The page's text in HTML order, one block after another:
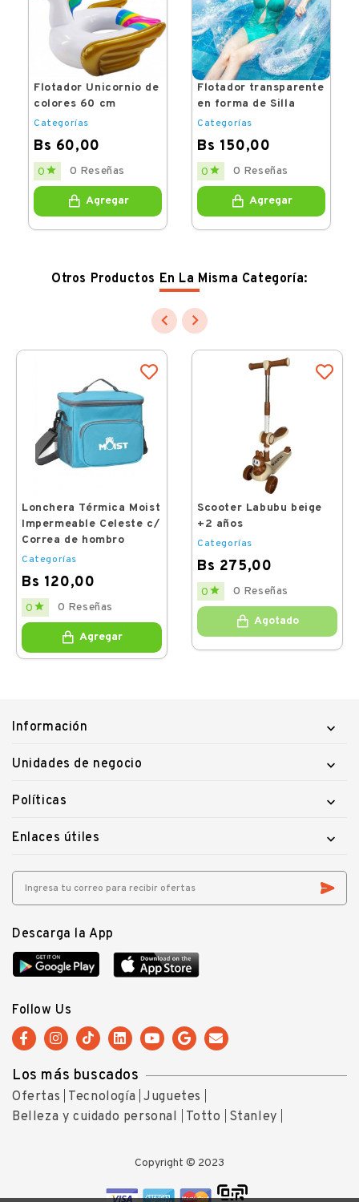
Flotador Unicornio de
colores 60 cm
Categorías
Bs 60,00
Price
0  0 Reseñas
Agregar
Flotador transparente
en forma de Silla
Categorías
Bs 150,00
Price
0  0 Reseñas
Agregar
Otros Productos En La Misma Categoría:
 
Lonchera Térmica Moist
Impermeable Celeste c/
Correa de hombro
Categorías
Bs 120,00
Price
0  0 Reseñas
Agregar
Scooter Labubu beige
+2 años
Categorías
Bs 275,00
Price
0  0 Reseñas
Agotado
Información 
Unidades de negocio 
Políticas 
Enlaces útiles 
Descarga la App
Follow Us
Los más buscados
Ofertas Tecnología Juguetes
Belleza y cuidado personal
Totto Stanley
Copyright © 2023